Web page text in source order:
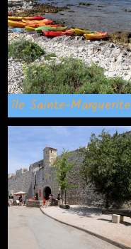
île Sainte-Marguerite